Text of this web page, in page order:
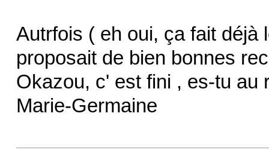
Autrfois ( eh oui, ça fait déjà
proposait de bien bonnes
Okazou, c' est fini , es-tu au
Marie-Germaine